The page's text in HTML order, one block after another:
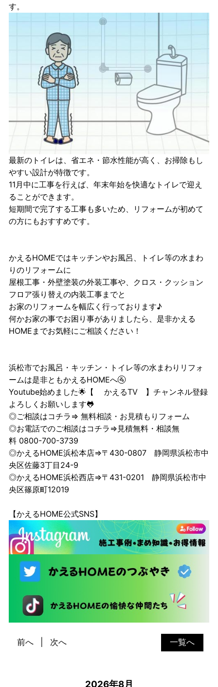
す。
最新のトイレは、省エネ・節水性能が高く、お掃除もし
やすい設計が特徴です。
11月中に工事を行えば、年末年始を快適なトイレで迎え
ることができます。
短期間で完了する工事も多いため、リフォームが初めて
の方にもおすすめです。
かえるHOMEではキッチンやお風呂、トイレ等の水まわ
りのリフォームに
屋根工事・外壁塗装の外装工事や、クロス・クッション
フロア張り替えの内装工事までと
お家のリフォームを幅広く行っております♪
何かお家の事でお困り事がありましたら、是非かえる
HOMEまでお気軽にご相談ください！
浜松市でお風呂・キッチン・トイレ等の水まわりリフォ
ームは是非ともかえるHOMEへ🚰
Youtube始めました🌟【 かえるTV】チャンネル登録
よろしくお願いします🐸
◎ご相談はコチラ⇒ 無料相談・お見積もりフォーム
◎お電話でのご相談はコチラ⇒見積無料・相談無
料 0800-700-3739
◎かえるHOME浜松本店⇒〒430-0807 静岡県浜松市中
央区佐藤3丁目24-9
◎かえるHOME浜松西店⇒〒431-0201 静岡県浜松市中
央区篠原町12019
【かえるHOME公式SNS】
一覧へ
前へ 次へ
2026年8月